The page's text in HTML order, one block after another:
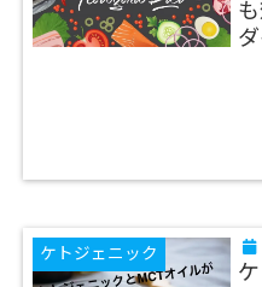
ケトジェニック